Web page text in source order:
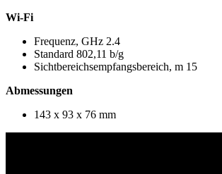
Wi-Fi
Frequenz, GHz 2.4
Standard 802,11 b/g
Sichtbereichsempfangsbereich, m 15
Abmessungen
143 х 93 х 76 mm